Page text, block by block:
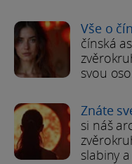
Vše o
čínská
svou
Znáte
si náš
slabiny